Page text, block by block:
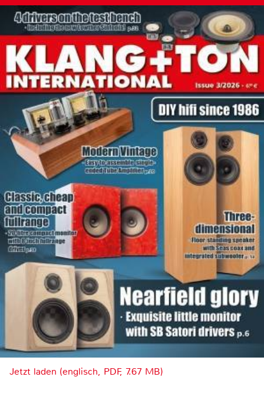
Jetzt laden (englisch, PDF, 7.67 MB)